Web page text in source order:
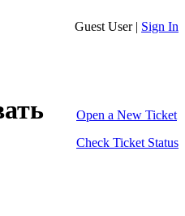
Guest User | Sign In
Open a New Ticket
Check Ticket Status